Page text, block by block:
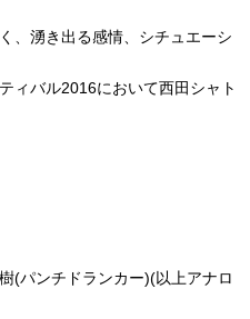
、湧き出る感情、シチュエーシ
ィバル2016において西田シャト
(パンチドランカー)(以上アナロ